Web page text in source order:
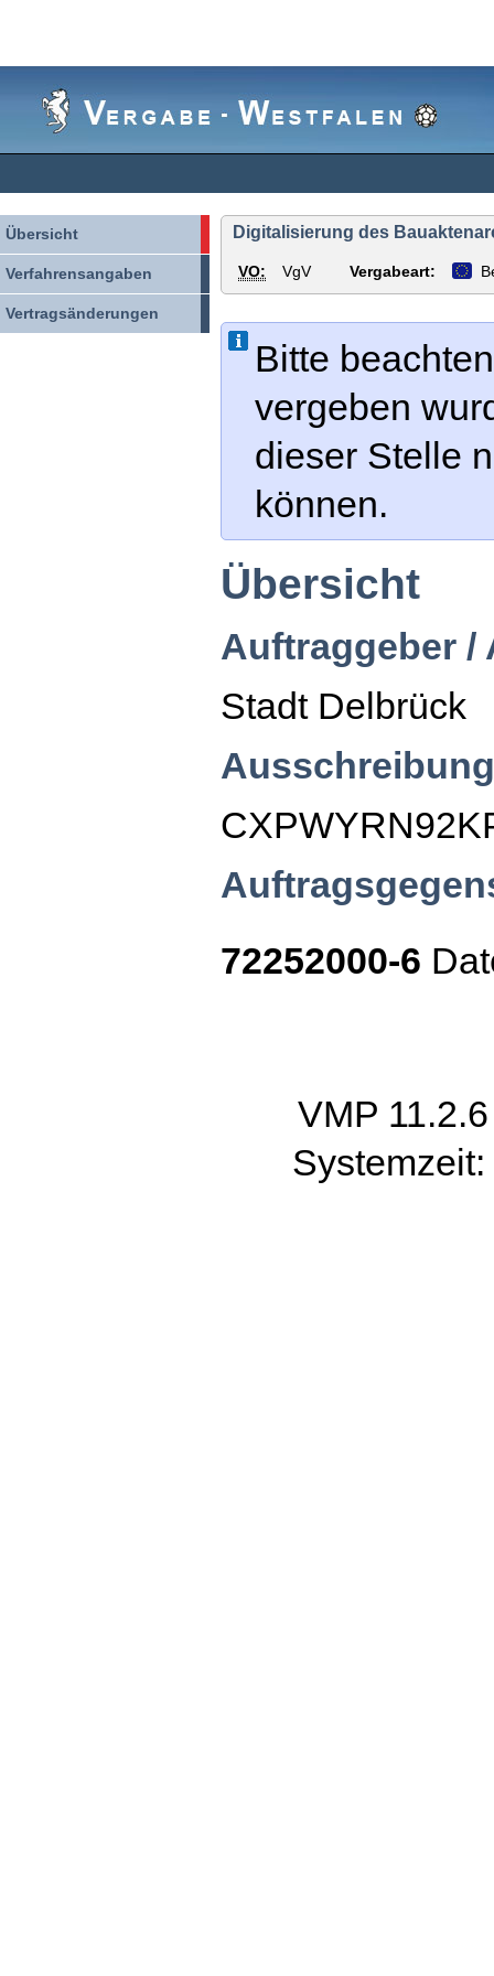
Übersicht
Verfahrensangaben
Vertragsänderungen
Digitalisierung des
VO: VgV Vergabeart:
Bitte
vergeben
dieser Stelle
können.
Übersicht
Auftraggeber /
Stadt Delbrück
72252000-6
VMP